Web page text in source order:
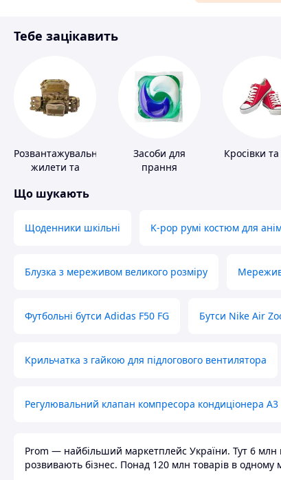
Спорт і відпочинок
Тебе зацікавить
Розвантажувальні
жилети та
плит
Засоби для
прання
Кросівки
Що шукають
Щоденники шкільні K-pop румі костюм для
Блузка з мереживом великого розміру
Футбольні бутси Adidas F50 FG Бутси Nike Air
Крильчатка з гайкою для підлогового вентилятора
Регулювальний клапан компресора кондиціонера А3
Prom — найбільший маркетплейс України. Тут 6 млн
розвивають бізнес. Понад 120 млн товарів в одному